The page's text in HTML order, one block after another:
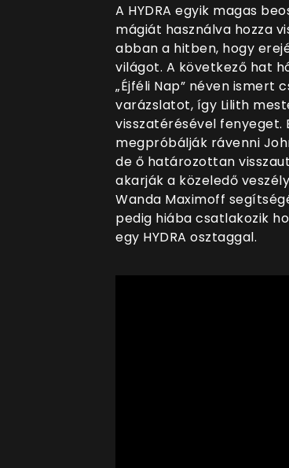
A HYDRA egyik magas
mágiát használva hozza
abban a hitben, hogy
világot. A következő hat
„Éjféli Nap” néven ismert
varázslatot, így Lilith
visszatérésével fenyeget.
megpróbálják rávenni
de ő határozottan
akarják a közeledő
Wanda Maximoff
pedig hiába csatlakozik
egy HYDRA osztaggal.